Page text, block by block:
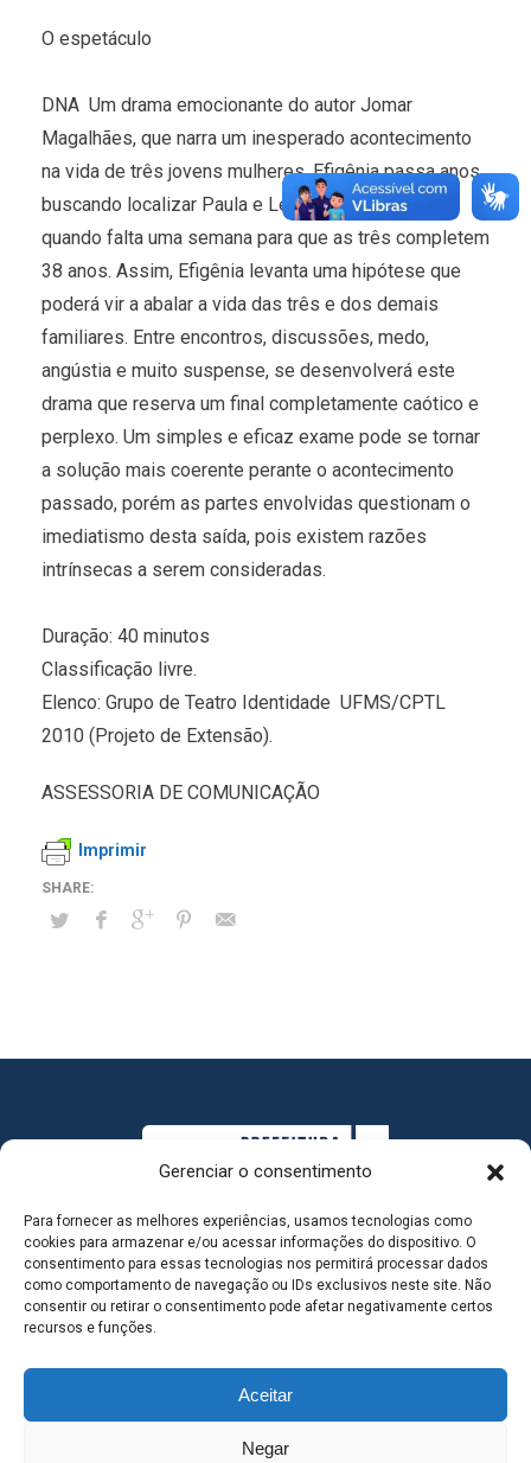
Gerenciar o consentimento
Para fornecer as melhores experiências, usamos tecnologias como
cookies para armazenar e/ou acessar informações do dispositivo. O
consentimento para essas tecnologias nos permitirá processar dados
como comportamento de navegação ou IDs exclusivos neste site. Não
consentir ou retirar o consentimento pode afetar negativamente certos
recursos e funções.
Aceitar
Negar
O espetáculo
DNA  Um drama emocionante do autor Jomar
Magalhães, que narra um inesperado acontecimento
na vida de três jovens mulheres. Efigênia passa anos
buscando localizar Paula e Léa. Dá-se o encontro
quando falta uma semana para que as três completem
38 anos. Assim, Efigênia levanta uma hipótese que
poderá vir a abalar a vida das três e dos demais
familiares. Entre encontros, discussões, medo,
angústia e muito suspense, se desenvolverá este
drama que reserva um final completamente caótico e
perplexo. Um simples e eficaz exame pode se tornar
a solução mais coerente perante o acontecimento
passado, porém as partes envolvidas questionam o
imediatismo desta saída, pois existem razões
intrínsecas a serem consideradas.
Duração: 40 minutos
Classificação livre.
Elenco: Grupo de Teatro Identidade  UFMS/CPTL 
2010 (Projeto de Extensão).
ASSESSORIA DE COMUNICAÇÃO
Imprimir
MAPA DO SITE
SEDE DO ADMINISTRATIVO MUNICIPAL - Avenida